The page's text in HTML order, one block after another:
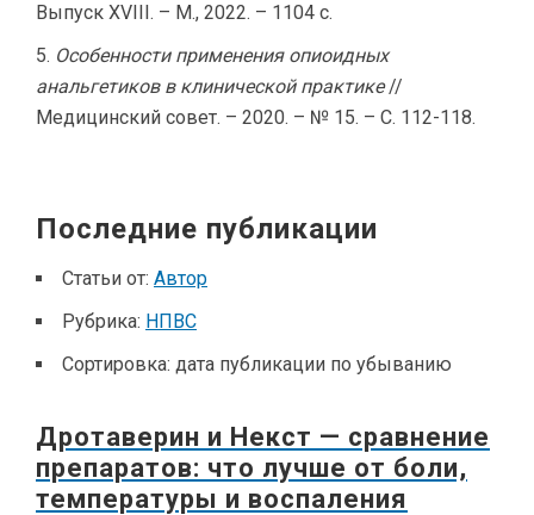
Выпуск XVIII. – М., 2022. – 1104 с.
Особенности применения опиоидных
анальгетиков в клинической практике//
Медицинский совет. – 2020. – № 15. – С. 112-118.
Последние публикации
Статьи от: Автор
Рубрика: НПВС
Сортировка: дата публикации по убыванию
Дротаверин и Некст — сравнение
препаратов: что лучше от боли,
температуры и воспаления